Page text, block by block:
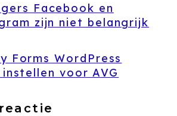
Facebook en
zijn niet belangrijk
Forms WordPress
voor AVG